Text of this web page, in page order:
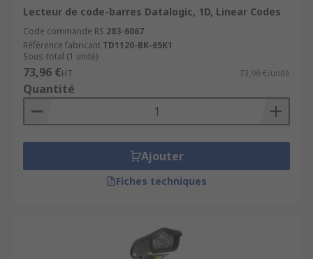
Lecteur de code-barres Datalogic, 1D, Linear Codes
Code commande RS 283-6067
Référence fabricant TD1120-BK-65K1
Sous-total (1 unité)
73,96 €HT 73,96 €/unité
Quantité
Ajouter
Fiches techniques